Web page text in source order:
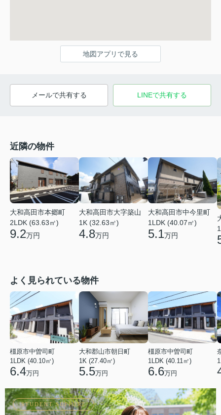
地図アプリで見る
メールで共有する LINEで共有する
近隣の物件
大和高田市本郷町
2LDK (63.63㎡)
9.2万円
大和高田市大字築山
1K (32.63㎡)
4.8万円
大和高田市中今里町
1LDK (40.07㎡)
5.1万円
よく見られている物件
橿原市中曽司町
1LDK (40.10㎡)
6.4万円
大和郡山市朝日町
1K (27.40㎡)
5.5万円
橿原市中曽司町
1LDK (40.11㎡)
6.6万円
STUDENT SUPPORT